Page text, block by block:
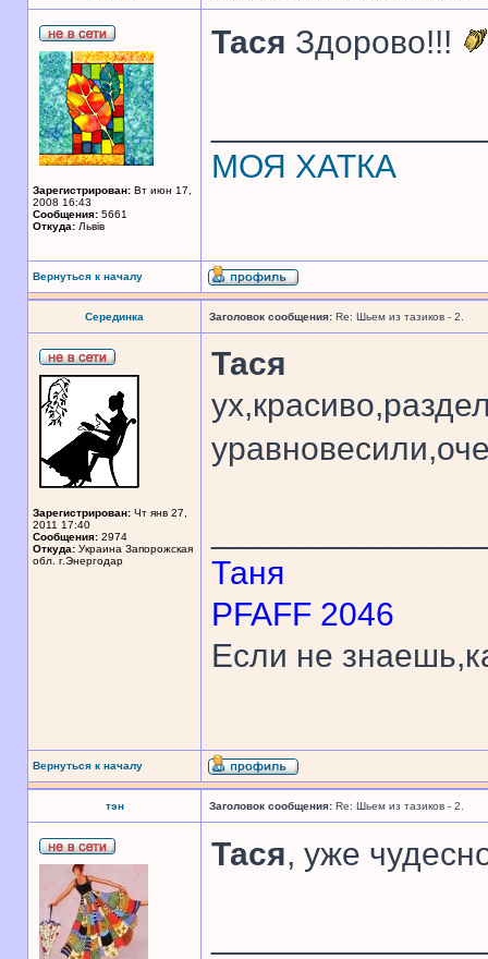
Зарегистрирован: Вт июн 17,
2008 16:43
Сообщения: 5661
Откуда: Львів
Тася Здорово!!!
МОЯ ХАТКА
Вернуться к началу
Серединка Заголовок сообщения: Re: Шьем из тазиков - 2.
Зарегистрирован: Чт янв 27,
2011 17:40
Сообщения: 2974
Откуда: Украина Запорожская
обл. г.Энергодар
Тася
Таня
PFAFF 2046
Если не
Вернуться к началу
тэн Заголовок сообщения: Re: Шьем из тазиков - 2.
Тася, уже